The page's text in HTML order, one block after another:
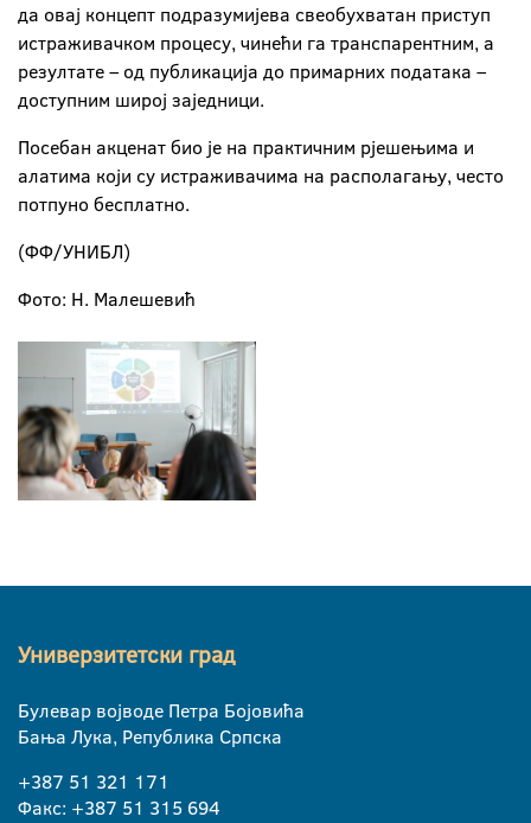
да овај концепт подразумијева свеобухватан приступ
истраживачком процесу, чинећи га транспарентним, а
резултате – од публикација до примарних података –
доступним широј заједници.
Посебан акценат био је на практичним рјешењима и
алатима који су истраживачима на располагању, често
потпуно бесплатно.
(ФФ/УНИБЛ)
Фото: Н. Малешевић
Универзитетски град
Булевар војводе Петра Бојовића
Бања Лука, Република Српска
+387 51 321 171
Факс: +387 51 315 694